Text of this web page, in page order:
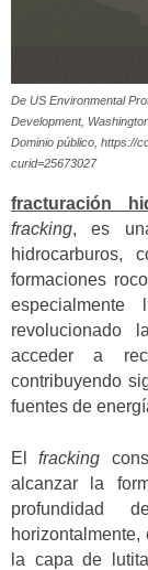
De US Environmental
Development,
Dominio público, https://
curid=25673027
fracturación
fracking, es
formaciones
revolucionado
acceder a
contribuyendo
fuentes de
Elfracking
alcanzar la
profundidad
la capa de